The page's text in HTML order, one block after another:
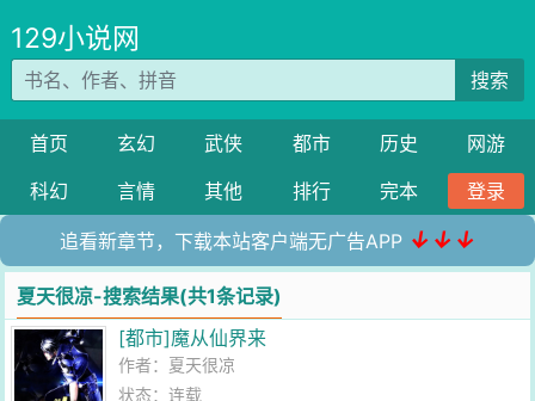
129小说网
搜索
首页 玄幻 武侠 都市 历史
网游
科幻
言情 其他 排行 完本 登录
追看新章节，下载本站客户端无广告APP ↓↓↓
夏天很凉-搜索结果(共1条记录)
[都市]魔从仙界来
作者： 夏天很凉
状态：连载